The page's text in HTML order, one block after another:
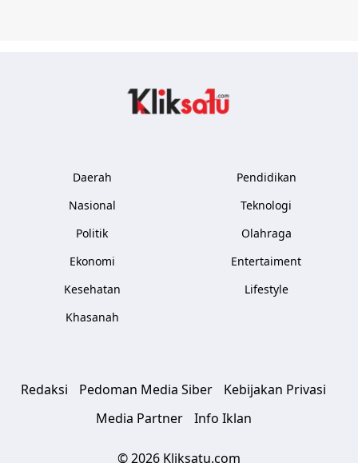
Daerah
Nasional
Politik
Ekonomi
Kesehatan
Khasanah
Pendidikan
Teknologi
Olahraga
Entertaiment
Lifestyle
Redaksi Pedoman Media Siber
Kebijakan Privasi
Media Partner
Info Iklan
© 2026 Kliksatu.com